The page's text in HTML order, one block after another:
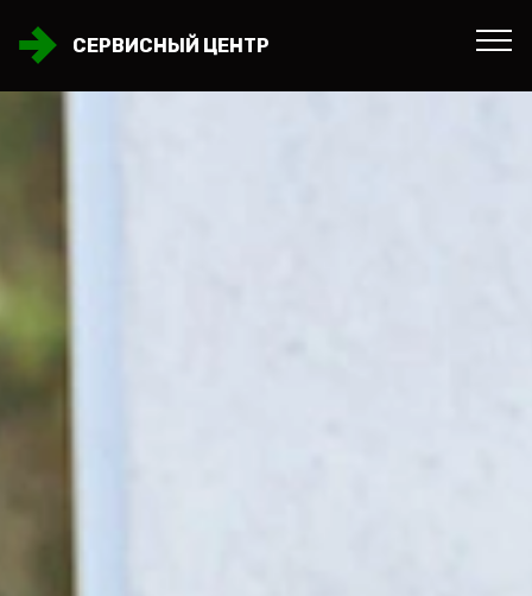
СЕРВИСНЫЙ ЦЕНТР